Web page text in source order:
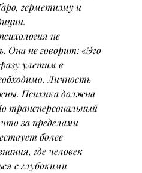
герметизму и
не
Она не говорит: «Эго
улетим в
Личность
Психика должна
трансперсональный
за пределами
более
где человек
с глубокими